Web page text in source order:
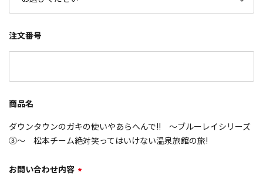
注文番号
商品名
ダウンタウンのガキの使いやあらへんで!! ～ブルーレイシリーズ
③～ 松本チーム絶対笑ってはいけない温泉旅館の旅!
お問い合わせ内容 *